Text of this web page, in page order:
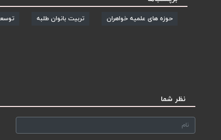
حوزه های علمیه خواهران تربیت بانوان طلبه
نظر شما